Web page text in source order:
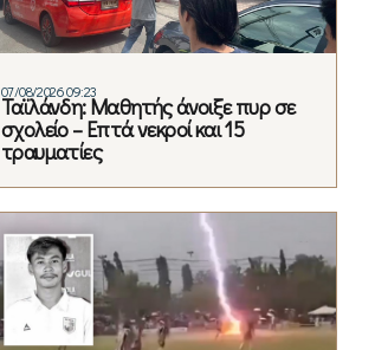
07/08/2026 09:23
Ταϊλάνδη: Μαθητής άνοιξε πυρ σε
σχολείο – Επτά νεκροί και 15
τραυματίες